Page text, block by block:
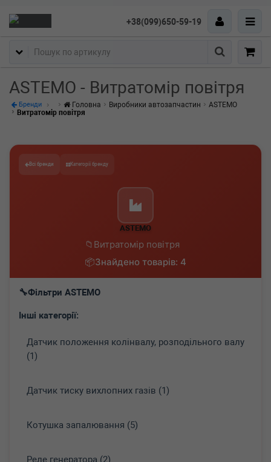
+38(099)650-59-19
Пошук
ASTEMO - Витратомір повітря
Бренди Головна Виробники автозапчастин
ASTEMO
Витратомір повітря
Всі бренди Категорії бренду
ASTEMO
Витратомір повітря
Знайдено товарів: 4
Фільтри ASTEMO
Інші категорії:
Датчик положення колінвалу, розподільного валу
(1)
Датчик тиску вихлопних газів (1)
Котушка запалювання (5)
Реле генератора (2)